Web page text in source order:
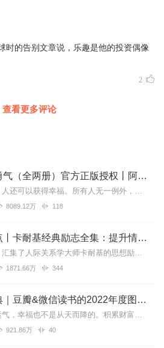
时的告别文章说，乐趣是他的投资偶像
2
查看更多评论
被讨厌的勇气（全两册）官方正版授权丨阿德勒心理学畅销经典｜幸福的勇气
人可以改变，人还可以获得幸福。所有人无一例外，都能如此。——阿德勒心理学一名深陷自卑、无能与不幸福的青年，听到了一名哲人主张的“世界无比单纯，人人都能幸福”便来...
8089.12万 118
人性的弱点丨卡耐基经典励志全集：提升情商和沟通技巧
本套系专辑，汇集了人际关系学大师卡耐基的思想励志精华，收录《人性的弱点》《人性的优点》《语言的突破》《美好的人生》《快乐的人生》等所有经典！是卡耐基的经典合辑，...
1871.66万 344
纳瓦尔宝典｜豆瓣&微信读书的2022年度图书|从白手起家到财务自由
致富不是靠运气，幸福也不是从天而降的。积累财富和幸福生活是我们可以学习的技能。这本书收集整理了硅谷投资人纳瓦尔在过去十年里通过推特、播客和采访等方式分享的人生智...
921.86万 40